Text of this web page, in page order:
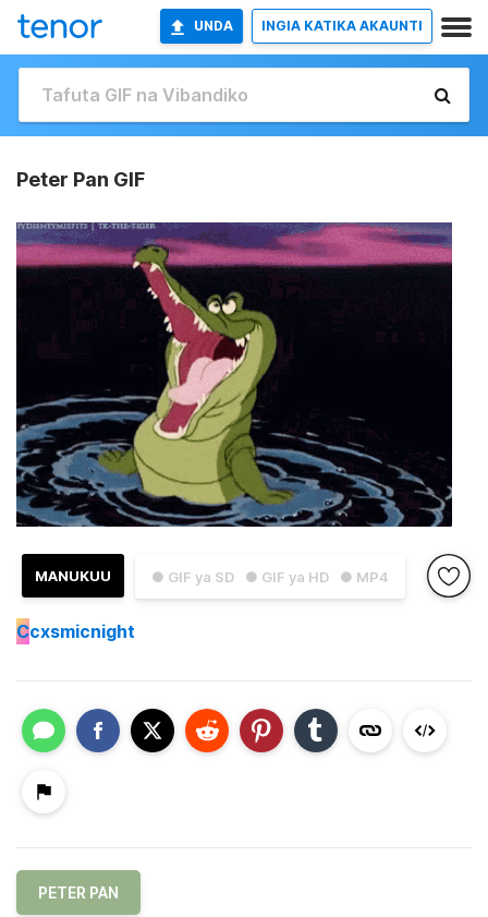
UNDA INGIA KATIKA AKAUNTI
Peter Pan GIF
● GIF ya SD ● GIF ya HD ● MP4
MANUKUU
Ccxsmicnight
PETER PAN